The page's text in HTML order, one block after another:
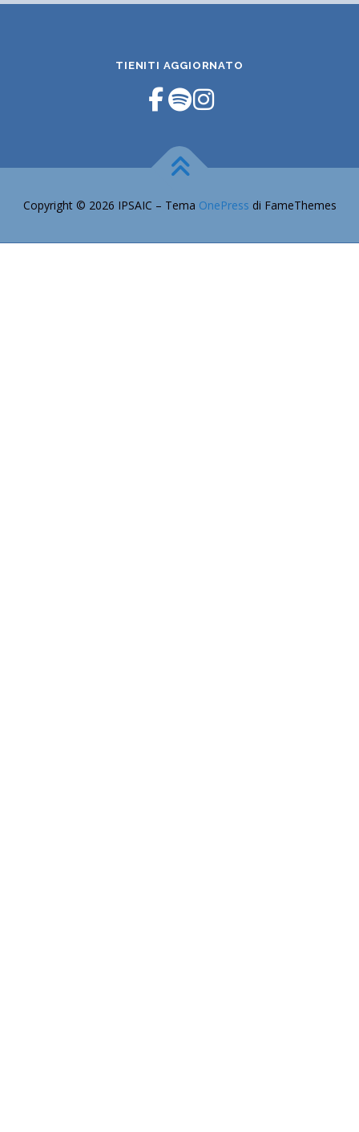
TIENITI AGGIORNATO
Copyright © 2026 IPSAIC – Tema OnePress di FameThemes